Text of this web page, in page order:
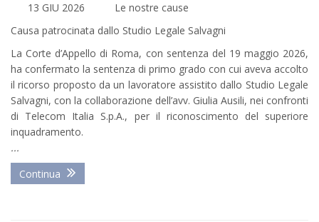
13 GIU 2026
Le nostre cause
Causa patrocinata dallo Studio Legale Salvagni
La Corte d’Appello di Roma, con sentenza del 19 maggio 2026,
ha confermato la sentenza di primo grado con cui aveva accolto
il ricorso proposto da un lavoratore assistito dallo Studio Legale
Salvagni, con la collaborazione dell’avv. Giulia Ausili, nei confronti
di Telecom Italia S.p.A., per il riconoscimento del superiore
inquadramento.
...
Continua